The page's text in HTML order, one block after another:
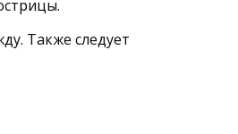
Также следует